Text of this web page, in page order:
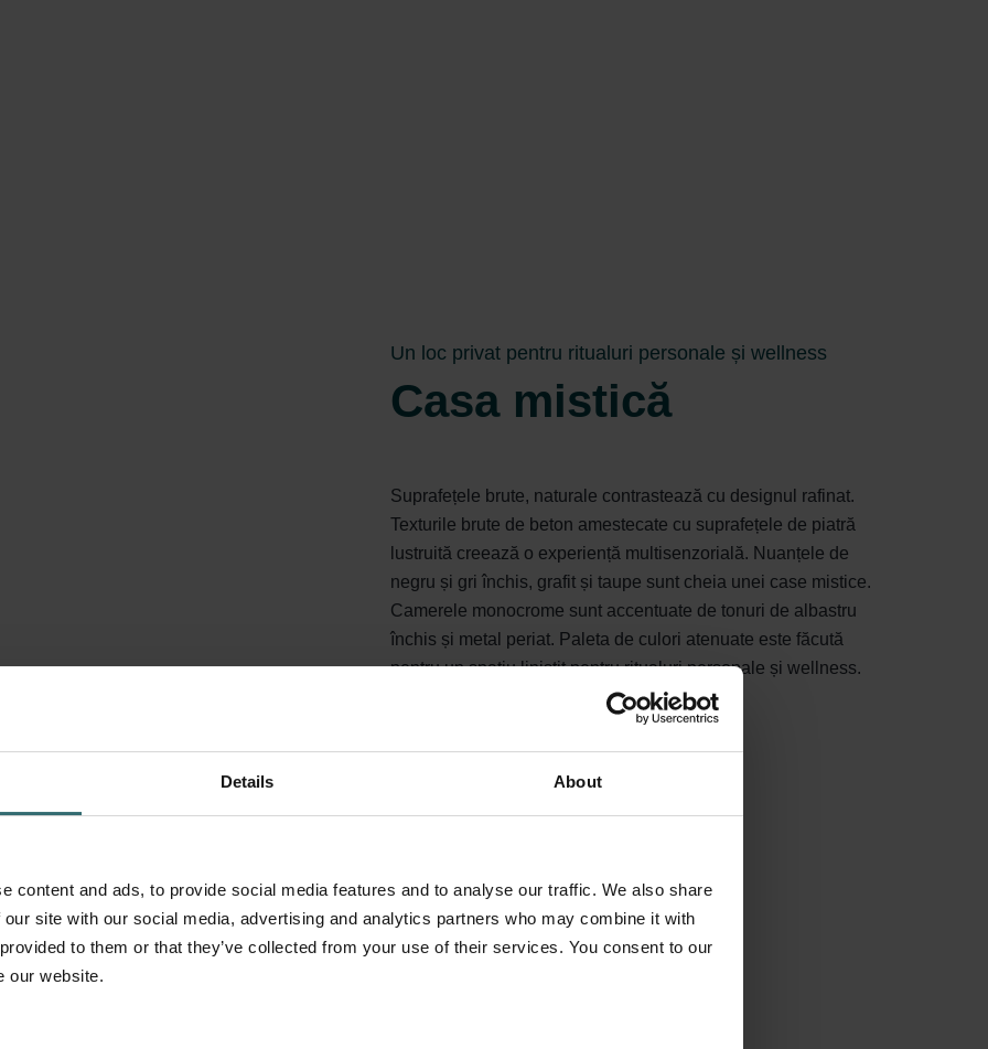
Details About
content and ads, to provide social media features and to analyse our traffic. We also share
site with our social media, advertising and analytics partners who may combine it with
to them or that they’ve collected from your use of their services. You consent to our
our website.
Un loc privat pentru ritualuri personale și wellness
Casa mistică
Suprafețele brute, naturale contrastează cu designul rafinat.
Texturile brute de beton amestecate cu suprafețele de piatră
lustruită creează o experiență multisenzorială. Nuanțele de
negru și gri închis, grafit și taupe sunt cheia unei case mistice.
Camerele monocrome sunt accentuate de tonuri de albastru
închis și metal periat. Paleta de culori atenuate este făcută
pentru un spațiu liniștit pentru ritualuri personale și wellness.
natural